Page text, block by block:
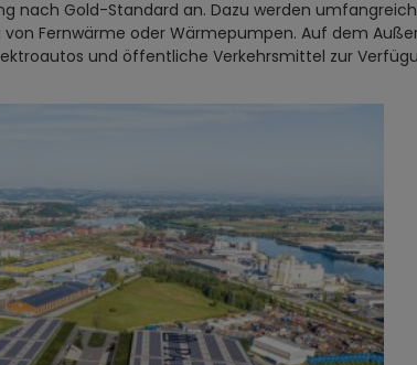
nach Gold-Standard an. Dazu werden
Fernwärme oder Wärmepumpen. Auf dem
und öffentliche Verkehrsmittel zur